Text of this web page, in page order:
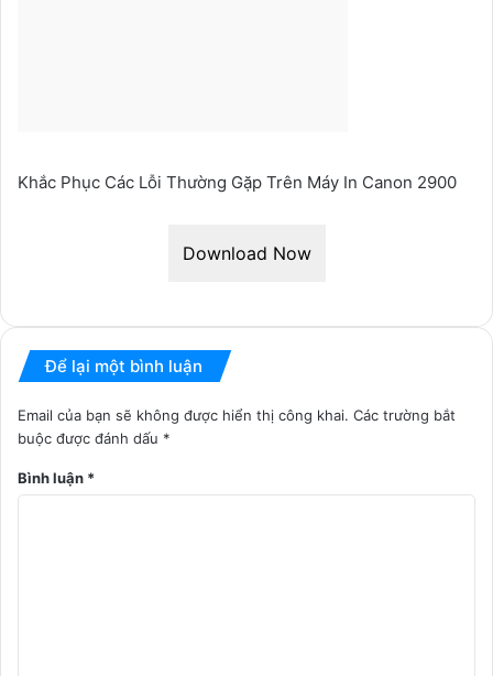
Khắc Phục Các Lỗi Thường Gặp Trên Máy In Canon 2900
Download Now
Để lại một bình luận
Email của bạn sẽ không được hiển thị công khai. Các trường bắt
buộc được đánh dấu *
Bình luận *